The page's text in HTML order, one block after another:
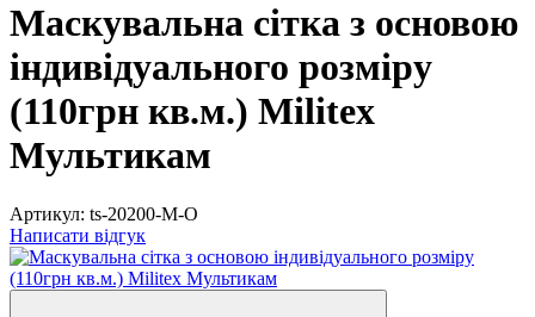
Маскувальна сітка з основою
індивідуального розміру
(110грн кв.м.) Militex
Мультикам
Артикул: ts-20200-М-О
Написати відгук